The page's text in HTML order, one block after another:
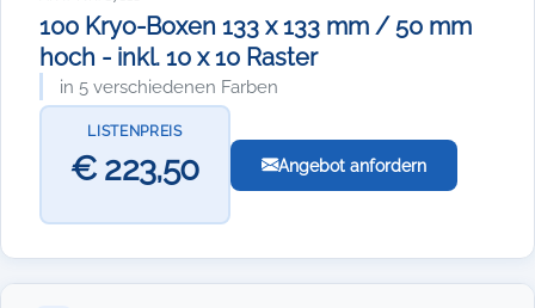
100 Kryo-Boxen 133 x 133 mm / 50 mm
hoch - inkl. 10 x 10 Raster
in 5 verschiedenen Farben
LISTENPREIS
€ 223,50 Angebot anfordern